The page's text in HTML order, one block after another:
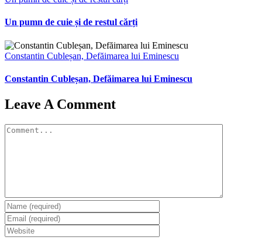
Un pumn de cuie și de restul cărți
Constantin Cubleșan, Defăimarea lui Eminescu
Constantin Cubleșan, Defăimarea lui Eminescu
Leave A Comment
Comment